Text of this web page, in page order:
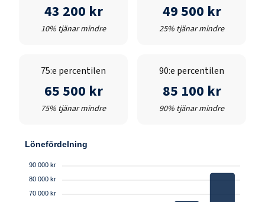
43 200 kr
10% tjänar mindre
49 500 kr
25% tjänar mindre
75:e percentilen
65 500 kr
75% tjänar mindre
90:e percentilen
85 100 kr
90% tjänar mindre
Lönefördelning
90 000 kr
80 000 kr
70 000 kr